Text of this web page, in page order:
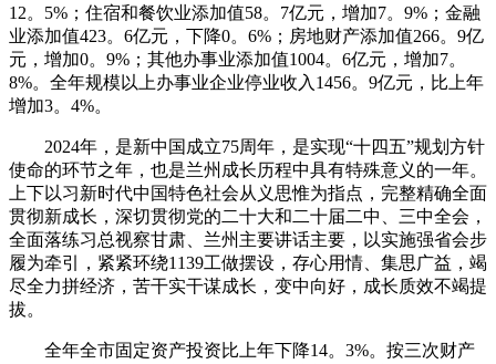
12。5%；住宿和餐饮业添加值58。7亿元，增加7。9%；金融
业添加值423。6亿元，下降0。6%；房地财产添加值266。9亿
元，增加0。9%；其他办事业添加值1004。6亿元，增加7。
8%。全年规模以上办事业企业停业收入1456。9亿元，比上年
增加3。4%。
2024年，是新中国成立75周年，是实现“十四五”规划方针
使命的环节之年，也是兰州成长历程中具有特殊意义的一年。
上下以习新时代中国特色社会从义思惟为指点，完整精确全面
贯彻新成长，深切贯彻党的二十大和二十届二中、三中全会，
全面落练习总视察甘肃、兰州主要讲话主要，以实施强省会步
履为牵引，紧紧环绕1139工做摆设，存心用情、集思广益，竭
尽全力拼经济，苦干实干谋成长，变中向好，成长质效不竭提
拔。
全年全市固定资产投资比上年下降14。3%。按三次财产